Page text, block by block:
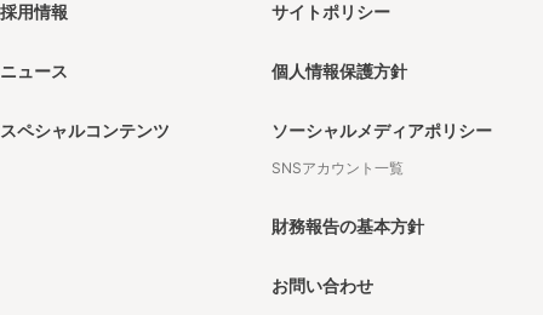
採用情報
ニュース
スペシャルコンテンツ
サイトポリシー
個人情報保護方針
ソーシャルメディアポリシー
SNSアカウント一覧
財務報告の基本方針
お問い合わせ